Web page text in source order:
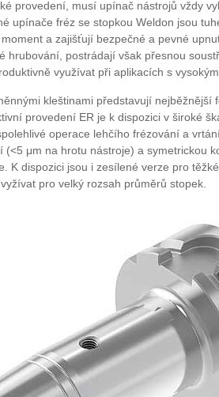
provedení, musí upínač nástrojů vždy
upínače fréz se stopkou Weldon jsou
a zajišťují bezpečné a pevné
hrubování, postrádají však přesnou
využívat při aplikacích s
kleštinami představují
provedení ER je k dispozici v široké
operace lehčího frézování a
(<5 μm na hrotu nástroje) a symetrickou
K dispozici jsou i zesílené verze pro
pro velký rozsah průměrů stopek.